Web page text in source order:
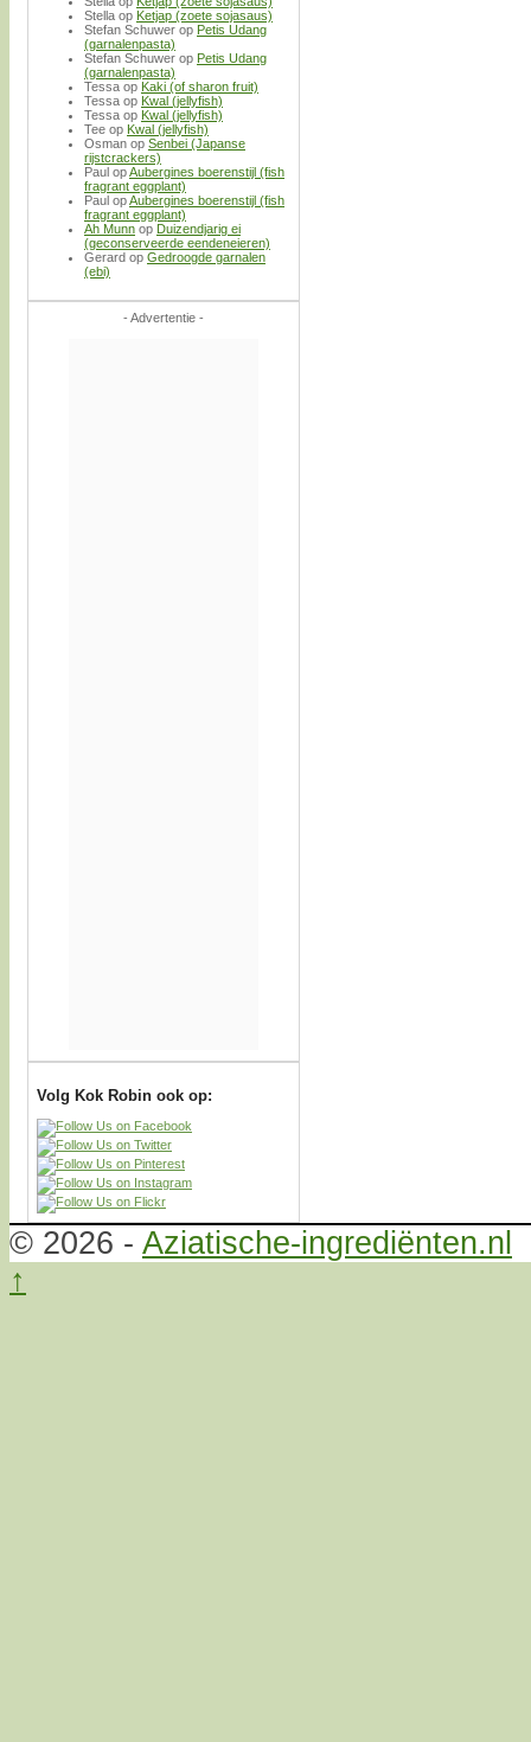
Stella op Ketjap (zoete sojasaus)
Stefan Schuwer op Petis Udang
(garnalenpasta)
Stefan Schuwer op Petis Udang
(garnalenpasta)
Tessa op Kaki (of sharon fruit)
Tessa op Kwal (jellyfish)
Tessa op Kwal (jellyfish)
Tee op Kwal (jellyfish)
Osman op Senbei (Japanse
rijstcrackers)
Paul opAubergines boerenstijl (fish
fragrant eggplant)
Paul opAubergines boerenstijl (fish
fragrant eggplant)
Ah Munn op Duizendjarig ei
(geconserveerde eendeneieren)
Gerard op Gedroogde garnalen
(ebi)
- Advertentie -
Volg Kok Robin ook op:
© 2026 - Aziatische-ingrediënten.nl
↑